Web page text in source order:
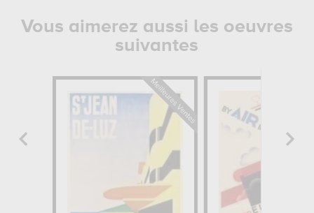
Vous aimerez aussi les oeuvres
suivantes